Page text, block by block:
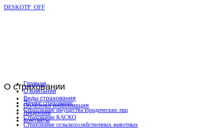
DESKOTP_OFF
О страховании
Личное страхование
Страхование имущества юридических лиц
Страхование КАСКО
Страхование сельскохозяйственных животных
Главная
О компании
Виды страхования
Полезная информация
Лицензии
Контакты